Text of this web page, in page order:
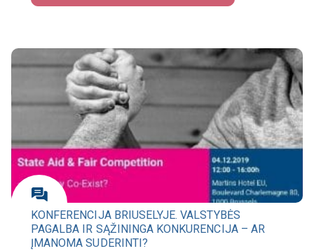
KONFERENCIJA BRIUSELYJE. VALSTYBĖS
PAGALBA IR SĄŽININGA KONKURENCIJA – AR
ĮMANOMA SUDERINTI?